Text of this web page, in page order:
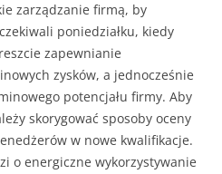
zarządzanie firmą, by
poniedziałku, kiedy
zapewnianie
zysków, a jednocześnie
potencjału firmy. Aby
skorygować sposoby oceny
w nowe kwalifi­kacje.
o energiczne wykorzysty­wanie